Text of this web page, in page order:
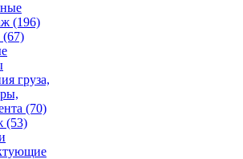
(196)
груза,
(70)
(53)